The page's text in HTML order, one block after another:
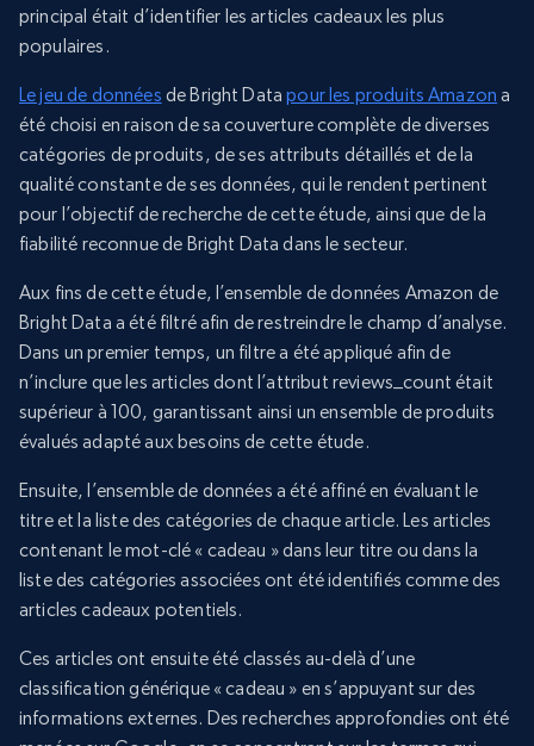
principal était d’identifier les articles cadeaux les plus
populaires.
Le jeu de données de Bright Datapour les produits Amazon a
été choisi en raison de sa couverture complète de diverses
catégories de produits, de ses attributs détaillés et de la
qualité constante de ses données, qui le rendent pertinent
pour l’objectif de recherche de cette étude, ainsi que de la
fiabilité reconnue de Bright Data dans le secteur.
Aux fins de cette étude, l’ensemble de données Amazon de
Bright Data a été filtré afin de restreindre le champ d’analyse.
Dans un premier temps, un filtre a été appliqué afin de
n’inclure que les articles dont l’attribut reviews_count était
supérieur à 100, garantissant ainsi un ensemble de produits
évalués adapté aux besoins de cette étude.
Ensuite, l’ensemble de données a été affiné en évaluant le
titre et la liste des catégories de chaque article. Les articles
contenant le mot-clé « cadeau » dans leur titre ou dans la
liste des catégories associées ont été identifiés comme des
articles cadeaux potentiels.
Ces articles ont ensuite été classés au-delà d’une
classification générique « cadeau » en s’appuyant sur des
informations externes. Des recherches approfondies ont été